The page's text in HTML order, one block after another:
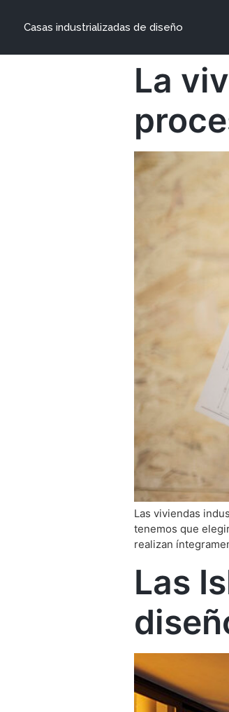
Casas industrializadas de diseño
La
Las viviendas
tenemos que
realizan
Las